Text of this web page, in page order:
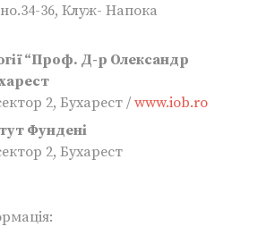
36, Клуж- Напока
“Проф. Д-р Олександр
2, Бухарест / www.iob.ro
Фундені
2, Бухарест